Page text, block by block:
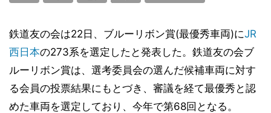
鉄道友の会は22日、ブルーリボン賞(最優秀車両)にJR
西日本の273系を選定したと発表した。鉄道友の会ブ
ルーリボン賞は、選考委員会の選んだ候補車両に対す
る会員の投票結果にもとづき、審議を経て最優秀と認
めた車両を選定しており、今年で第68回となる。